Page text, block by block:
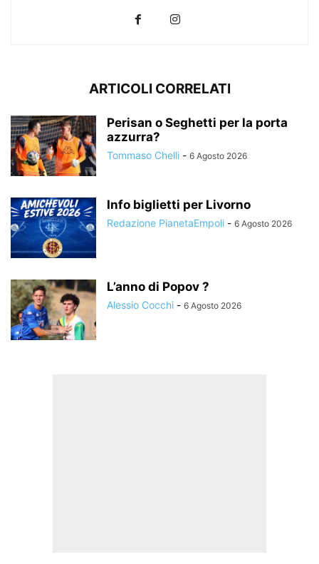
ARTICOLI CORRELATI
Perisan o Seghetti per la porta
azzurra?
Tommaso Chelli - 6 Agosto 2026
Info biglietti per Livorno
Redazione PianetaEmpoli - 6 Agosto 2026
L’anno di Popov ?
Alessio Cocchi - 6 Agosto 2026